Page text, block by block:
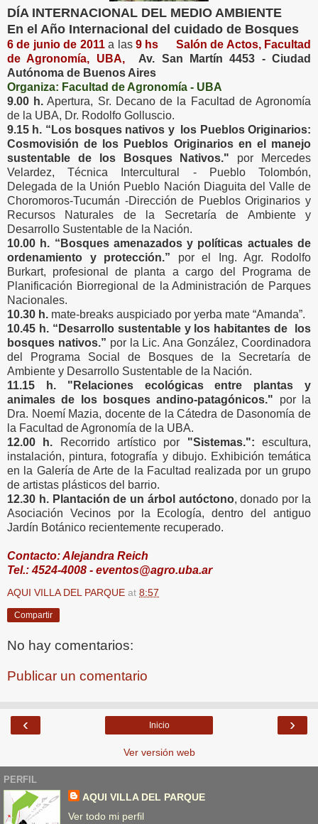
DÍA INTERNACIONAL DEL MEDIO AMBIENTE
En el Año Internacional del cuidado de Bosques
6 de junio de 2011a las 9 hs Salón de Actos, Facultad
de Agronomía, UBA,
Av. San Martín 4453 - Ciudad
Autónoma de Buenos Aires
Organiza: Facultad de Agronomía - UBA
9.00 h. Apertura, Sr. Decano de la Facultad de Agronomía
de la UBA, Dr. Rodolfo Golluscio.
9.15 h. “Los bosques nativos y los Pueblos Originarios:
Cosmovisión de los Pueblos Originarios en el manejo
sustentable de los Bosques Nativos." por Mercedes
Velardez, Técnica Intercultural - Pueblo Tolombón,
Delegada de la Unión Pueblo Nación Diaguita del Valle de
Choromoros-Tucumán -Dirección de Pueblos Originarios y
Recursos Naturales de la Secretaría de Ambiente y
Desarrollo Sustentable de la Nación.
10.00 h. “Bosques amenazados y políticas actuales de
ordenamiento y protección.” por el Ing. Agr. Rodolfo
Burkart, profesional de planta a cargo del Programa de
Planificación Biorregional de la Administración de Parques
Nacionales.
10.30 h. mate-breaks auspiciado por yerba mate “Amanda”.
10.45 h. “Desarrollo sustentable y los habitantes de los
bosques nativos.” por la Lic. Ana González, Coordinadora
del Programa Social de Bosques de la Secretaría de
Ambiente y Desarrollo Sustentable de la Nación.
11.15 h.
"Relaciones ecológicas entre plantas y
animales de los bosques andino-patagónicos." por la
Dra. Noemí Mazia, docente de la Cátedra de Dasonomía de
la Facultad de Agronomía de la UBA.
12.00 h. Recorrido artístico por "Sistemas.": escultura,
instalación, pintura, fotografía y dibujo. Exhibición temática
en la Galería de Arte de la Facultad realizada por un grupo
de artistas plásticos del barrio.
12.30 h. Plantación de un árbol autóctono, donado por la
Asociación Vecinos por la Ecología, dentro del antiguo
Jardín Botánico recientemente recuperado.
Contacto: Alejandra Reich
Tel.: 4524-4008 - eventos@agro.uba.ar
AQUI VILLA DEL PARQUE at 8:57
Compartir
No hay comentarios:
Publicar un comentario
‹ ›
Inicio
Ver versión web
PERFIL
AQUI VILLA DEL PARQUE
Ver todo mi perfil